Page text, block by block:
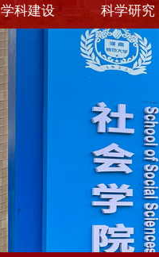
学科建设 科学研究